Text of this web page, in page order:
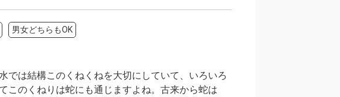
男女どちらもOK
では結構このくねくねを大切にしていて、いろいろ
このくねりは蛇にも通じますよね。古来から蛇は